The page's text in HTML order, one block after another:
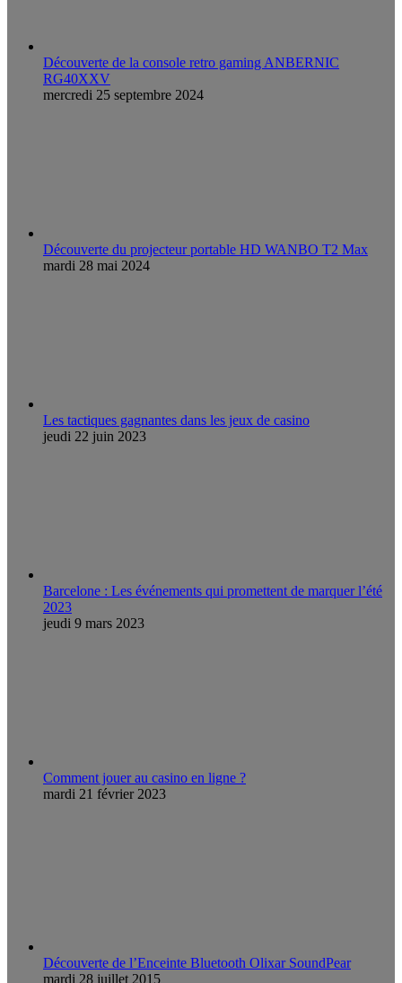
Découverte de la console retro gaming ANBERNIC
RG40XXV
mercredi 25 septembre 2024
Découverte du projecteur portable HD WANBO T2 Max
mardi 28 mai 2024
Les tactiques gagnantes dans les jeux de casino
jeudi 22 juin 2023
Barcelone : Les événements qui promettent de marquer l’été
2023
jeudi 9 mars 2023
Comment jouer au casino en ligne ?
mardi 21 février 2023
Découverte de l’Enceinte Bluetooth Olixar SoundPear
mardi 28 juillet 2015